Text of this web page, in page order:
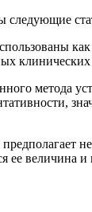
следующие
метода
ее величина